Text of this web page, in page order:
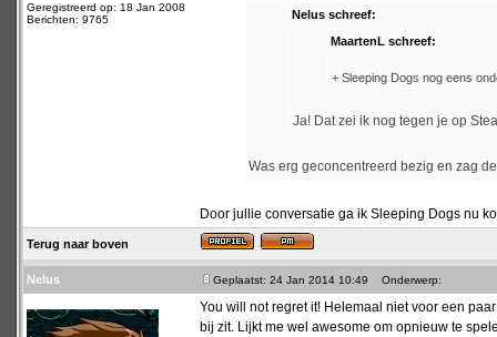
Geregistreerd op: 18 Jan 2008
Berichten: 9765
Nelus schreef:
MaartenL schreef:
+ Sleeping Dogs nog eens
Ja! Dat zei ik nog tegen je op
Was erg geconcentreerd bezig en zag
Door jullie conversatie ga ik Sleeping Dogs nu
Terug naar boven
Nelus Geplaatst: 24 Jan 2014 10:49 Onderwerp:
You will not regret it! Helemaal niet voor een
bij zit. Lijkt me wel awesome om opnieuw te